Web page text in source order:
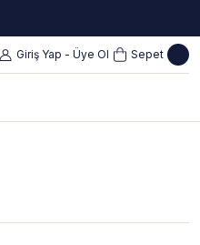
Giriş Yap - Üye Ol Sepet